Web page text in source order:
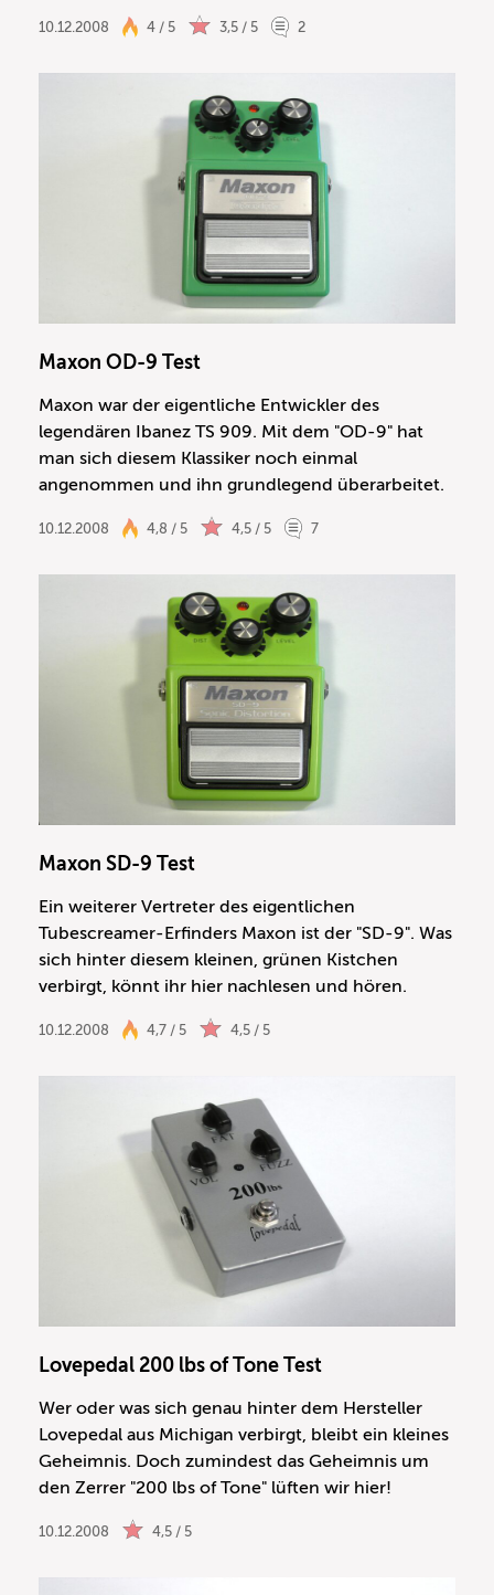
10.12.2008 4 / 5 3,5 / 5 2
Maxon OD-9 Test
Maxon war der eigentliche Entwickler des
legendären Ibanez TS 909. Mit dem "OD-9" hat
man sich diesem Klassiker noch einmal
angenommen und ihn grundlegend überarbeitet.
10.12.2008 4,8 / 5 4,5 / 5 7
Maxon SD-9 Test
Ein weiterer Vertreter des eigentlichen
Tubescreamer-Erfinders Maxon ist der "SD-9". Was
sich hinter diesem kleinen, grünen Kistchen
verbirgt, könnt ihr hier nachlesen und hören.
10.12.2008 4,7 / 5 4,5 / 5
Lovepedal 200 lbs of Tone Test
Wer oder was sich genau hinter dem Hersteller
Lovepedal aus Michigan verbirgt, bleibt ein kleines
Geheimnis. Doch zumindest das Geheimnis um
den Zerrer "200 lbs of Tone" lüften wir hier!
10.12.2008 4,5 / 5